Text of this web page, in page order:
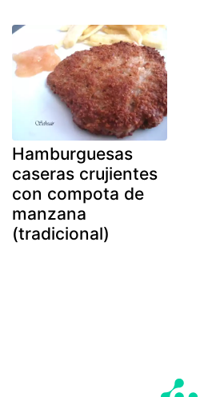
Hamburguesas
caseras crujientes
con compota de
manzana
(tradicional)